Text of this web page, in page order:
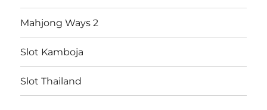
Mahjong Ways 2
Slot Kamboja
Slot Thailand